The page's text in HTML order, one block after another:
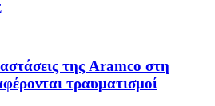
της Aramco στη
τραυματισμοί